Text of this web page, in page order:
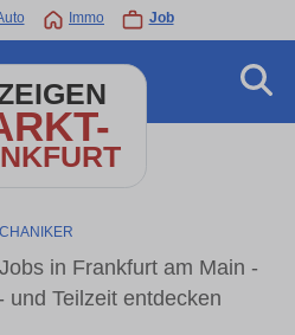
Immo Job
in Frankfurt am Main -
und Teilzeit entdecken